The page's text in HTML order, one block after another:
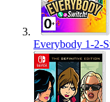
Everybody 1-2-